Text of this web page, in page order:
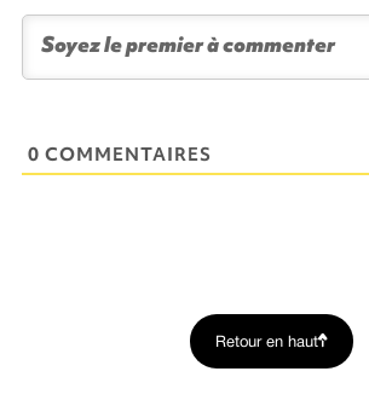
0 COMMENTAIRES
Retour en haut